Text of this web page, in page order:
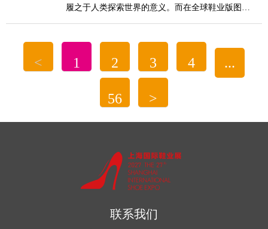
海派文化与先锋设计的移动艺术品。
“把魔都穿在脚上”，首先体现在海派文化对鞋
履设计的深度赋能。本届展会特设的“国潮美学与原
履之于人类探索世界的意义。而在全球鞋业版图
中，有一场盛会同样承载着行业前行的力量与希望
——这便是被誉为“亚洲鞋业风向标”的上海国际鞋
业博览会。万商云集，聚于6月上海，不仅是一场产
览中心盛大启幕。本届展会以“数字新未来、产业新
升级”为核心定位，呼应“新鞋业、新零售、新时尚”
专业观众到场，...
< 1 2 3 4 ...
56 >
联系我们